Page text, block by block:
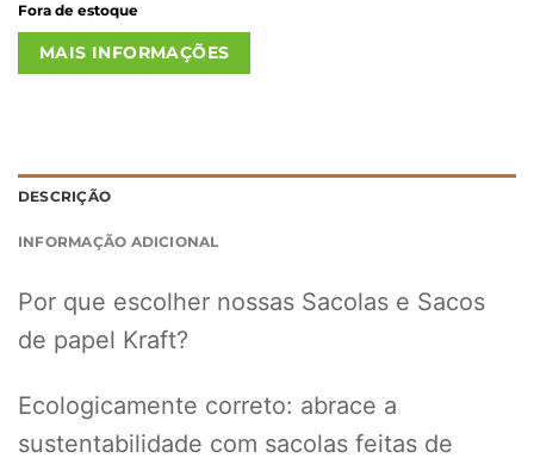
Fora de estoque
MAIS INFORMAÇÕES
DESCRIÇÃO
INFORMAÇÃO ADICIONAL
Por que escolher nossas Sacolas e Sacos
de papel Kraft?
Ecologicamente correto: abrace a
sustentabilidade com sacolas feitas de